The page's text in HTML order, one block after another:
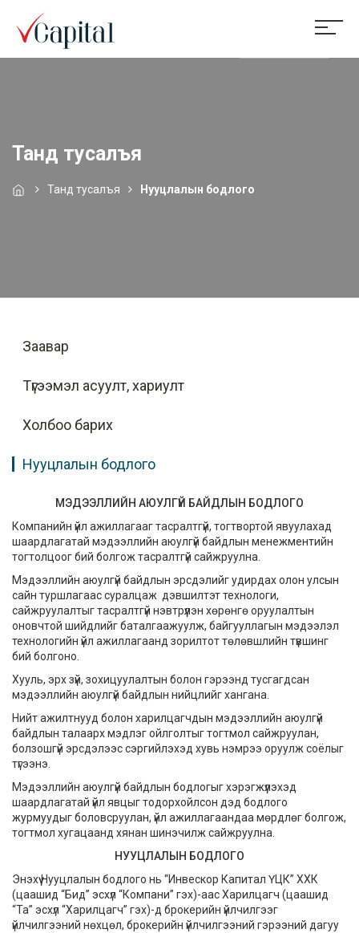
Танд тусалъя
Танд тусалъя Нууцлалын бодлого
Заавар
Түгээмэл асуулт, хариулт
Холбоо барих
Нууцлалын бодлого
МЭДЭЭЛЛИЙН АЮУЛГҮЙ БАЙДЛЫН БОДЛОГО
Компанийн үйл ажиллагааг тасралтгүй, тогтвортой явуулахад
шаардлагатай мэдээллийн аюулгүй байдлын менежментийн
тогтолцоог бий болгож тасралтгүй сайжруулна.
Мэдээллийн аюулгүй байдлын эрсдэлийг удирдах олон улсын
сайн туршлагаас суралцаж дэвшилтэт технологи,
сайжруулалтыг тасралтгүй нэвтрүүлэн хөрөнгө оруулалтын
оновчтой шийдлийг баталгаажуулж, байгууллагын мэдээлэл
технологийн үйл ажиллагаанд зорилтот төлөвшлийн түвшинг
бий болгоно.
Хууль, эрх зүй, зохицуулалтын болон гэрээнд тусгагдсан
мэдээллийн аюулгүй байдлын нийцлийг хангана.
Нийт ажилтнууд болон харилцагчдын мэдээллийн аюулгүй
байдлын талаарх мэдлэг ойлголтыг тогтмол сайжруулан,
болзошгүй эрсдэлээс сэргийлэхэд хувь нэмрээ оруулж соёлыг
түгээнэ.
Мэдээллийн аюулгүй байдлын бодлогыг хэрэгжүүлэхэд
шаардлагатай үйл явцыг тодорхойлсон дэд бодлого
журмуудыг боловсруулан, үйл ажиллагаандаа мөрдлөг болгож,
тогтмол хугацаанд хянан шинэчилж сайжруулна.
НУУЦЛАЛЫН БОДЛОГО
Энэхүү Нууцлалын бодлого нь “Инвескор Капитал ҮЦК” ХХК
(цаашид “Бид” эсхүл “Компани” гэх)-аас Харилцагч (цаашид
“Та” эсхүл “Харилцагч” гэх)-д брокерийн үйлчилгээг
үйлчилгээний нөхцөл, брокерийн үйлчилгээний гэрээний дагуу